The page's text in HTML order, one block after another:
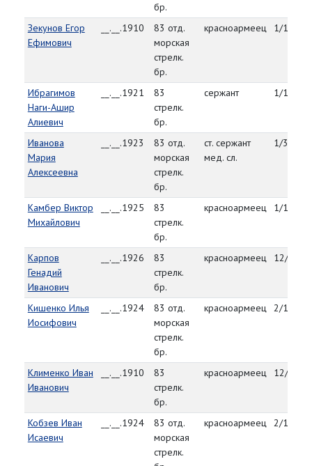
бр.
Зекунов Егор
Ефимович
__.__.1910
83 отд.
морская
стрелк.
бр.
красноармеец 1/16/45
Ибрагимов
Наги-Ашир
Алиевич
__.__.1921
83
стрелк.
бр.
сержант 1/1/45
Иванова
Мария
Алексеевна
__.__.1923
83 отд.
морская
стрелк.
бр.
ст. сержант
мед. сл.
1/30/45
Камбер Виктор
Михайлович
__.__.1925
83
стрелк.
бр.
красноармеец 1/14/45
Карпов
Генадий
Иванович
__.__.1926
83
стрелк.
бр.
красноармеец 12/28/
Кишенко Илья
Иосифович
__.__.1924
83 отд.
морская
стрелк.
бр.
красноармеец 2/11/45
Клименко Иван
Иванович
__.__.1910
83
стрелк.
бр.
красноармеец 12/30/
Кобзев Иван
Исаевич
__.__.1924
83 отд.
морская
стрелк.
красноармеец 2/11/45